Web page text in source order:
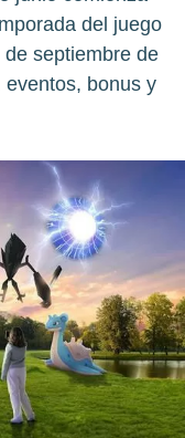
del juego
septiembre de
bonus y